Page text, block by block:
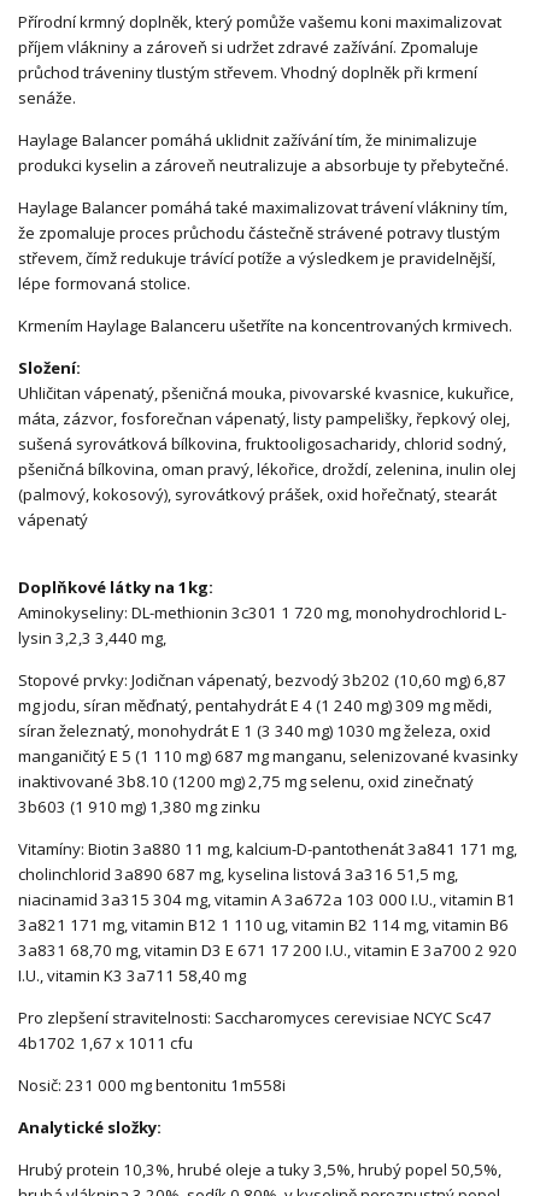
Přírodní krmný doplněk, který pomůže vašemu koni maximalizovat
příjem vlákniny a zároveň si udržet zdravé zažívání. Zpomaluje
průchod tráveniny tlustým střevem. Vhodný doplněk při krmení
senáže.
Haylage Balancer pomáhá uklidnit zažívání tím, že minimalizuje
produkci kyselin a zároveň neutralizuje a absorbuje ty přebytečné.
Haylage Balancer pomáhá také maximalizovat trávení vlákniny tím,
že zpomaluje proces průchodu částečně strávené potravy tlustým
střevem, čímž redukuje trávící potíže a výsledkem je pravidelnější,
lépe formovaná stolice.
Krmením Haylage Balanceru ušetříte na koncentrovaných krmivech.
Složení:
Uhličitan vápenatý, pšeničná mouka, pivovarské kvasnice, kukuřice,
máta, zázvor, fosforečnan vápenatý, listy pampelišky, řepkový olej,
sušená syrovátková bílkovina, fruktooligosacharidy, chlorid sodný,
pšeničná bílkovina, oman pravý, lékořice, droždí, zelenina, inulin olej
(palmový, kokosový), syrovátkový prášek, oxid hořečnatý, stearát
vápenatý
Doplňkové látky na 1kg:
Aminokyseliny: DL-methionin 3c301 1 720 mg, monohydrochlorid L-
lysin 3,2,3 3,440 mg,
Stopové prvky: Jodičnan vápenatý, bezvodý 3b202 (10,60 mg) 6,87
mg jodu, síran měďnatý, pentahydrát E 4 (1 240 mg) 309 mg mědi,
síran železnatý, monohydrát E 1 (3 340 mg) 1030 mg železa, oxid
manganičitý E 5 (1 110 mg) 687 mg manganu, selenizované kvasinky
inaktivované 3b8.10 (1200 mg) 2,75 mg selenu, oxid zinečnatý
3b603 (1 910 mg) 1,380 mg zinku
Vitamíny: Biotin 3a880 11 mg, kalcium-D-pantothenát 3a841 171 mg,
cholinchlorid 3a890 687 mg, kyselina listová 3a316 51,5 mg,
niacinamid 3a315 304 mg, vitamin A 3a672a 103 000 I.U., vitamin B1
3a821 171 mg, vitamin B12 1 110 ug, vitamin B2 114 mg, vitamin B6
3a831 68,70 mg, vitamin D3 E 671 17 200 I.U., vitamin E 3a700 2 920
I.U., vitamin K3 3a711 58,40 mg
Pro zlepšení stravitelnosti: Saccharomyces cerevisiae NCYC Sc47
4b1702 1,67 x 1011 cfu
Nosič: 231 000 mg bentonitu 1m558i
Analytické složky:
Hrubý protein 10,3%, hrubé oleje a tuky 3,5%, hrubý popel 50,5%,